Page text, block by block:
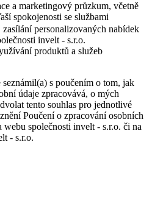
a marketingový průzkum, včetně
spokojenosti se službami
zasílání personalizovaných nabídek
invelt - s.r.o.
produktů a služeb
s poučením o tom, jak
údaje zpracovává, o mých
tento souhlas pro jednotlivé
Poučení o zpracování osobních
společnosti invelt - s.r.o. či na
- s.r.o.